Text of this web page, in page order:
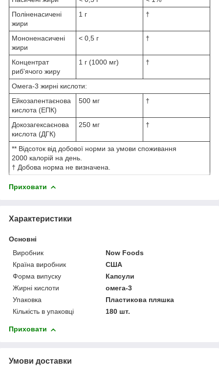
Поліненасичені
жири
1 г †
Мононенасичені
жири
< 0,5 г †
Концентрат
риб'ячого жиру
1 г (1000 мг) †
Омега-3 жирні кислоти:
Ейкозапентаєнова
кислота (ЕПК)
500 мг †
Докозагексаєнова
кислота (ДГК)
250 мг †
** Відсоток від добової норми за умови споживання
2000 калорій на день.
† Добова норма не визначена.
Приховати
Характеристики
Основні
Виробник
Now Foods
Країна виробник
США
Форма випуску
Капсули
Жирні кислоти
омега-3
Упаковка
Пластикова пляшка
Кількість в упаковці
180 шт.
Приховати
Умови доставки